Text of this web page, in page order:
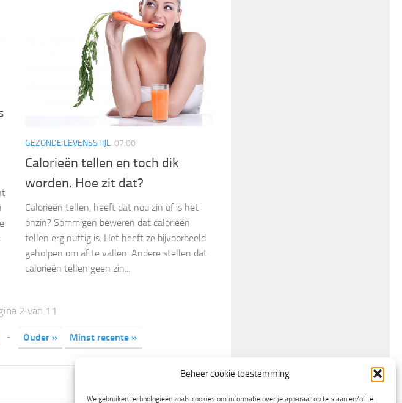
Beheer cookie toestemming
We gebruiken technologieën zoals cookies om informatie over je apparaat op te slaan en/of te
GEZONDE LEVENSSTIJL 07:00
Calorieën tellen en toch dik
worden. Hoe zit dat?
Calorieën tellen, heeft dat nou zin of is het
onzin? Sommigen beweren dat calorieën
tellen erg nuttig is. Het heeft ze bijvoorbeeld
geholpen om af te vallen. Andere stellen dat
calorieën tellen geen zin...
2 van 11
- Ouder » Minst recente »